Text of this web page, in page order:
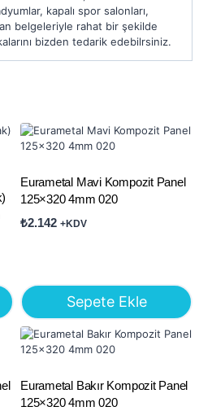
kapalı spor salonları,
belgeleriyle rahat bir şekilde
bizden tedarik edebilrsiniz.
Eurametal Mavi Kompozit Panel
125×320 4mm 020
₺2.142 +KDV
Sepete Ekle
Eurametal Bakır Kompozit Panel
125×320 4mm 020